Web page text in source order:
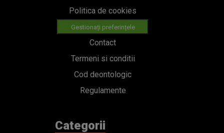
Politica de cookies
Gestionați preferințele
Contact
Termeni si conditii
Cod deontologic
Regulamente
Categorii